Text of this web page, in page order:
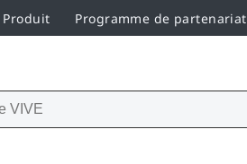
Produit Programme de partenariat